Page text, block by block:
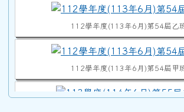
112學年度(113年6月)第54屆乙班
112學年度(113年6月)第54屆甲班